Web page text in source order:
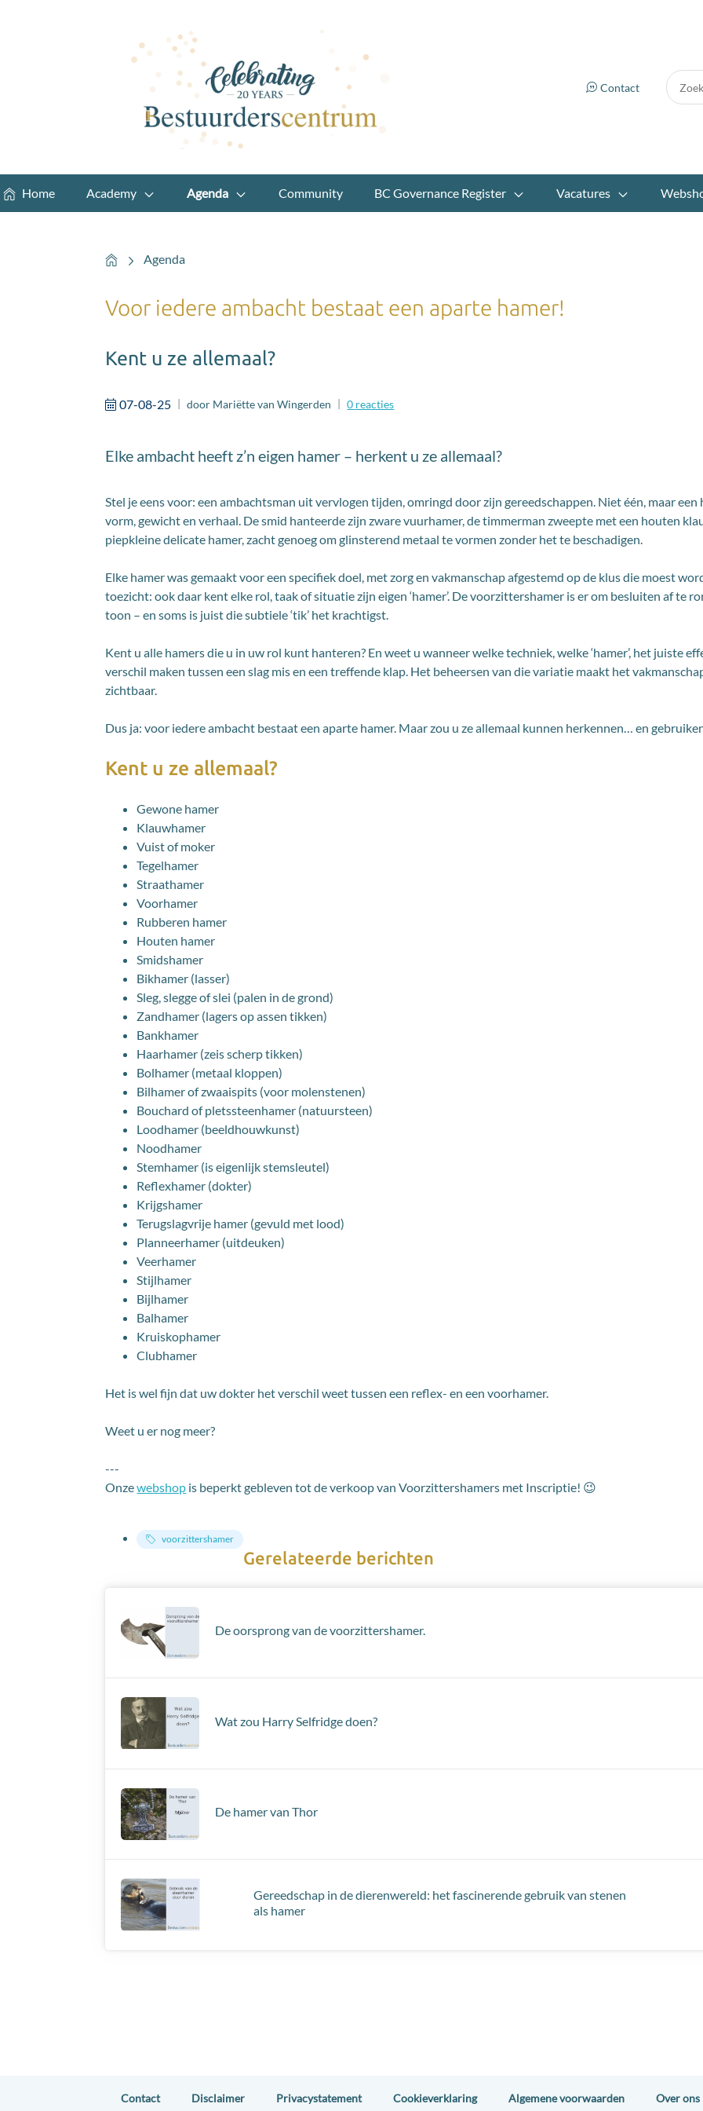
Contact
Zoek:
Home Academy Agenda Community BC Governance Register Vacatures
HomeAgenda
Voor iedere ambacht bestaat een aparte hamer!
Kent u ze allemaal?
07-08-25 door Mariëtte van Wingerden 0 reacties
Elke ambacht heeft z’n eigen hamer – herkent u ze allemaal?
Stel je eens voor: een ambachtsman uit vervlogen tijden, omringd door zijn gereedschappen. Niet één, maar een
vorm, gewicht en verhaal. De smid hanteerde zijn zware vuurhamer, de timmerman zweepte met een houten
piepkleine delicate hamer, zacht genoeg om glinsterend metaal te vormen zonder het te beschadigen.
Elke hamer was gemaakt voor een specifiek doel, met zorg en vakmanschap afgestemd op de klus die moest
toezicht: ook daar kent elke rol, taak of situatie zijn eigen ‘hamer’. De voorzittershamer is er om besluiten af te
toon – en soms is juist die subtiele ‘tik’ het krachtigst.
Kent u alle hamers die u in uw rol kunt hanteren? En weet u wanneer welke techniek, welke ‘hamer’, het juiste
verschil maken tussen een slag mis en een treffende klap. Het beheersen van die variatie maakt het
zichtbaar.
Dus ja: voor iedere ambacht bestaat een aparte hamer. Maar zou u ze allemaal kunnen herkennen… en
Kent u ze allemaal?
Gewone hamer
Klauwhamer
Vuist of moker
Tegelhamer
Straathamer
Voorhamer
Rubberen hamer
Houten hamer
Smidshamer
Bikhamer (lasser)
Sleg, slegge of slei (palen in de grond)
Zandhamer (lagers op assen tikken)
Bankhamer
Haarhamer (zeis scherp tikken)
Bolhamer (metaal kloppen)
Bilhamer of zwaaispits (voor molenstenen)
Bouchard of pletssteenhamer (natuursteen)
Loodhamer (beeldhouwkunst)
Noodhamer
Stemhamer (is eigenlijk stemsleutel)
Reflexhamer (dokter)
Krijgshamer
Terugslagvrije hamer (gevuld met lood)
Planneerhamer (uitdeuken)
Veerhamer
Stijlhamer
Bijlhamer
Balhamer
Kruiskophamer
Clubhamer
Het is wel fijn dat uw dokter het verschil weet tussen een reflex- en een voorhamer.
Weet u er nog meer?
---
Onzewebshop is beperkt gebleven tot de verkoop van Voorzittershamers met Inscriptie! 😉
voorzittershamer
Gerelateerde berichten
De oorsprong van de voorzittershamer.
Wat zou Harry Selfridge doen?
De hamer van Thor
Gereedschap in de dierenwereld: het fascinerende gebruik van stenen
als hamer
Contact Disclaimer Privacystatement Cookieverklaring Algemene voorwaarden Over ons